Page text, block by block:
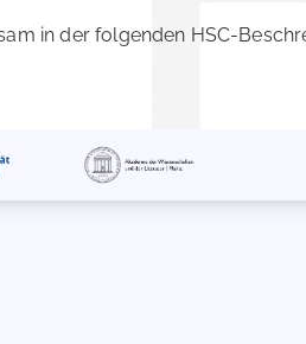
in der folgenden HSC-